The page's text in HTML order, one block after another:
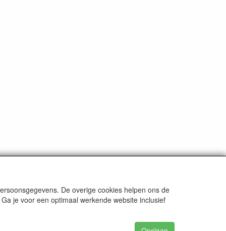
De overige cookies helpen ons de
je voor een optimaal werkende website inclusief